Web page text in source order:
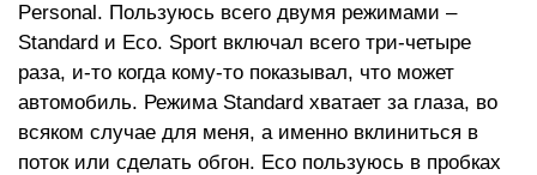
Personal. Пользуюсь всего двумя режимами –
Standard и Eco. Sport включал всего три-четыре
раза, и-то когда кому-то показывал, что может
автомобиль. Режима Standard хватает за глаза, во
всяком случае для меня, а именно вклиниться в
поток или сделать обгон. Eco пользуюсь в пробках